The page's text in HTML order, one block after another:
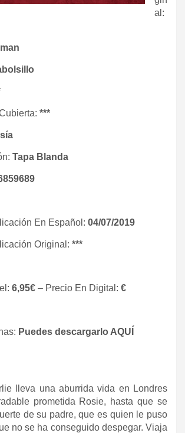
al:
***
Tapa Blanda
En Español: 04/07/2019
Original: ***
6,95€ – Precio En Digital: €
Puedes descargarlo AQUÍ
lleva una aburrida vida en Londres
prometida Rosie, hasta que se
de su padre, que es quien le puso
no se ha conseguido despegar. Viaja